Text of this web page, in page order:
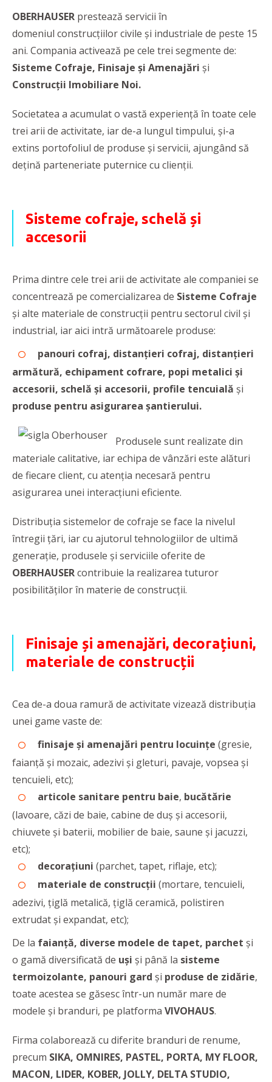
OBERHAUSER prestează servicii în
domeniul construcțiilor civile și industriale de peste 15
ani. Compania activează pe cele trei segmente de:
Sisteme Cofraje, Finisaje și Amenajări și
Construcții Imobiliare Noi.
Societatea a acumulat o vastă experiență în toate cele
trei arii de activitate, iar de-a lungul timpului, și-a
extins portofoliul de produse și servicii, ajungând să
dețină parteneriate puternice cu clienții.
Sisteme cofraje, schelă și
accesorii
Prima dintre cele trei arii de activitate ale companiei se
concentrează pe comercializarea de Sisteme Cofraje
și alte materiale de construcții pentru sectorul civil și
industrial, iar aici intră următoarele produse:
panouri cofraj, distanțieri cofraj, distanțieri
armătură, echipament cofrare, popi metalici și
accesorii, schelă și accesorii, profile tencuială și
produse pentru asigurarea șantierului.
Produsele sunt realizate din
materiale calitative, iar echipa de vânzări este alături
de fiecare client, cu atenția necesară pentru
asigurarea unei interacțiuni eficiente.
Distribuția sistemelor de cofraje se face la nivelul
întregii țări, iar cu ajutorul tehnologiilor de ultimă
generație, produsele și serviciile oferite de
OBERHAUSERcontribuie la realizarea tuturor
posibilităților în materie de construcții.
Finisaje și amenajări, decorațiuni,
materiale de construcții
Cea de-a doua ramură de activitate vizează distribuția
unei game vaste de:
finisaje și amenajări pentru locuințe (gresie,
faianță și mozaic, adezivi și gleturi, pavaje, vopsea și
tencuieli, etc);
articole sanitare pentru baie, bucătărie
(lavoare, căzi de baie, cabine de duș și accesorii,
chiuvete și baterii, mobilier de baie, saune și jacuzzi,
etc);
decorațiuni (parchet, tapet, riflaje, etc);
materiale de construcții (mortare, tencuieli,
adezivi, țiglă metalică, țiglă ceramică, polistiren
extrudat și expandat, etc);
De la faianță, diverse modele de tapet, parchet și
o gamă diversificată de uși și până la sisteme
termoizolante, panouri gard și produse de zidărie,
toate acestea se găsesc într-un număr mare de
modele și branduri, pe platforma VIVOHAUS.
Firma colaborează cu diferite branduri de renume,
precum SIKA, OMNIRES, PASTEL, PORTA, MY FLOOR,
MACON, LIDER, KOBER, JOLLY, DELTA STUDIO,